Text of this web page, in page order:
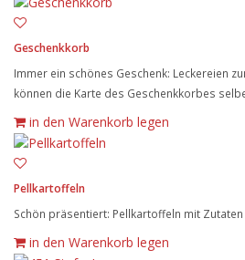
Geschenkkorb
Immer ein schönes Geschenk: Leckereien
können die Karte des Geschenkkorbes
in den Warenkorb legen
Pellkartoffeln
Schön präsentiert: Pellkartoffeln mit Zutaten
in den Warenkorb legen